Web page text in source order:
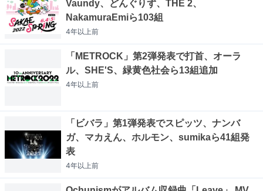
Vaundy、どんぐりず、THE 2、
NakamuraEmiら103組
4年以上前
「METROCK」第2弾発表で打首、オーラ
ル、SHE'S、緑黄色社会ら13組追加
4年以上前
「ビバラ」第1弾発表でスピッツ、ナンバ
ガ、マカえん、ホルモン、sumikaら41組発
表
4年以上前